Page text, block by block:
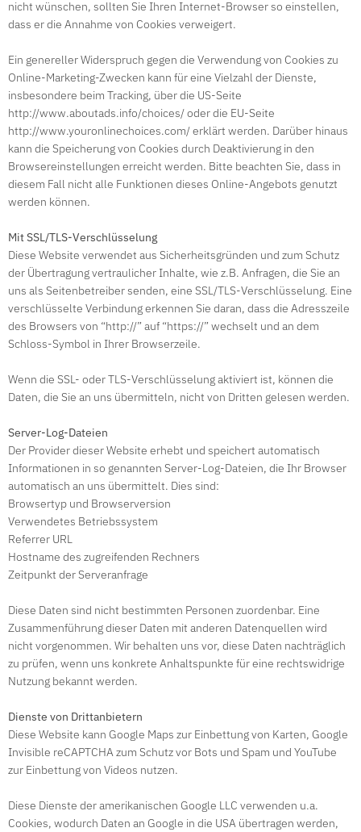
nicht wünschen, sollten Sie Ihren Internet-Browser so einstellen,
dass er die Annahme von Cookies verweigert.
Ein genereller Widerspruch gegen die Verwendung von Cookies zu
Online-Marketing-Zwecken kann für eine Vielzahl der Dienste,
insbesondere beim Tracking, über die US-Seite
http://www.aboutads.info/choices/ oder die EU-Seite
http://www.youronlinechoices.com/ erklärt werden. Darüber hinaus
kann die Speicherung von Cookies durch Deaktivierung in den
Browsereinstellungen erreicht werden. Bitte beachten Sie, dass in
diesem Fall nicht alle Funktionen dieses Online-Angebots genutzt
werden können.
Mit SSL/TLS-Verschlüsselung
Diese Website verwendet aus Sicherheitsgründen und zum Schutz
der Übertragung vertraulicher Inhalte, wie z.B. Anfragen, die Sie an
uns als Seitenbetreiber senden, eine SSL/TLS-Verschlüsselung. Eine
verschlüsselte Verbindung erkennen Sie daran, dass die Adresszeile
des Browsers von “http://” auf “https://” wechselt und an dem
Schloss-Symbol in Ihrer Browserzeile.
Wenn die SSL- oder TLS-Verschlüsselung aktiviert ist, können die
Daten, die Sie an uns übermitteln, nicht von Dritten gelesen werden.
Server-Log-Dateien
Der Provider dieser Website erhebt und speichert automatisch
Informationen in so genannten Server-Log-Dateien, die Ihr Browser
automatisch an uns übermittelt. Dies sind:
Browsertyp und Browserversion
Verwendetes Betriebssystem
Referrer URL
Hostname des zugreifenden Rechners
Zeitpunkt der Serveranfrage
Diese Daten sind nicht bestimmten Personen zuordenbar. Eine
Zusammenführung dieser Daten mit anderen Datenquellen wird
nicht vorgenommen. Wir behalten uns vor, diese Daten nachträglich
zu prüfen, wenn uns konkrete Anhaltspunkte für eine rechtswidrige
Nutzung bekannt werden.
Dienste von Drittanbietern
Diese Website kann Google Maps zur Einbettung von Karten, Google
Invisible reCAPTCHA zum Schutz vor Bots und Spam und YouTube
zur Einbettung von Videos nutzen.
Diese Dienste der amerikanischen Google LLC verwenden u.a.
Cookies, wodurch Daten an Google in die USA übertragen werden,